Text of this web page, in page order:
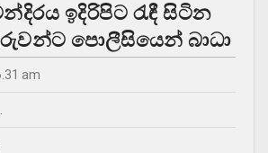
ඉදිරිපිට රැඳී සිටින
පොලීසියෙන් බාධා
am